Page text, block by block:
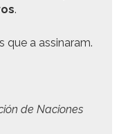
.
que a assinaram.
de Naciones